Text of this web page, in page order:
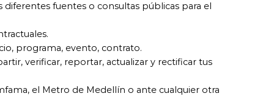
diferentes fuentes o consultas públicas para el
programa, evento, contrato.
verificar, reportar, actualizar y rectificar tus
el Metro de Medellín o ante cualquier otra